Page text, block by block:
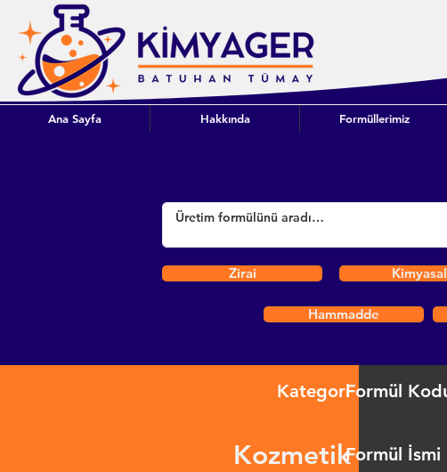
Ana Sayfa Hakkında Formüllerimiz
Zirai Kimyasal
Hammadde
Kategori
Kozmetik
Formül
Formül İsmi